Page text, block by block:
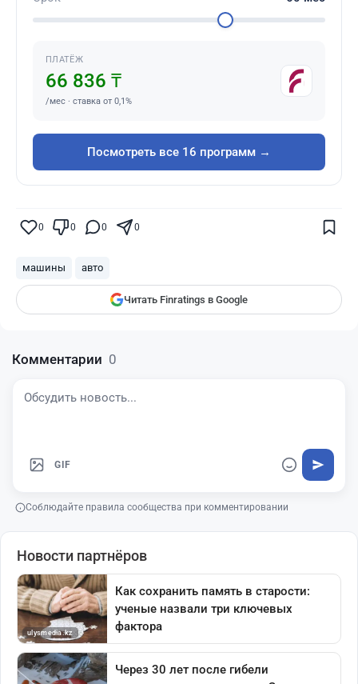
ПЛАТЁЖ
66 836 ₸
/мес · ставка от 0,1%
Посмотреть все 16 программ →
0 0 0 0
машины авто
Читать Finratings в Google
показываться вам
Комментарии 0
GIF
Соблюдайте правила сообщества при комментировании